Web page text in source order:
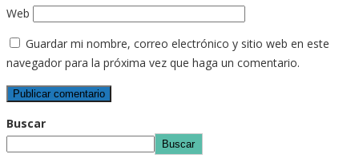
Web
Guardar mi nombre, correo electrónico y sitio web en este
navegador para la próxima vez que haga un comentario.
Buscar
Buscar